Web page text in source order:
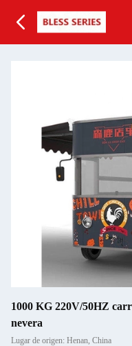
1000 KG 220V/50HZ
nevera
Lugar de origen: Henan, China